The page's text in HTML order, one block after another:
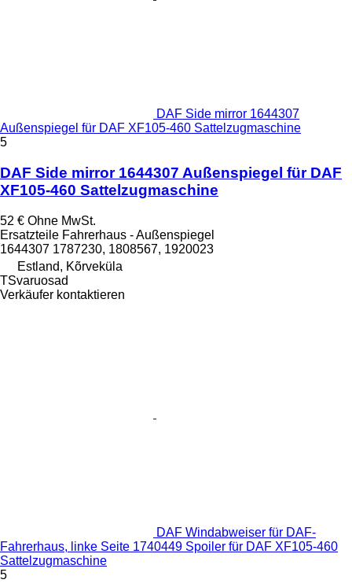
DAF Side mirror 1644307
Außenspiegel für DAF XF105-460 Sattelzugmaschine
5
DAF Side mirror 1644307 Außenspiegel für DAF
XF105-460 Sattelzugmaschine
52 € Ohne MwSt.
Ersatzteile Fahrerhaus - Außenspiegel
1644307 1787230, 1808567, 1920023
Estland, Kõrveküla
TSvaruosad
Verkäufer kontaktieren
DAF Windabweiser für DAF-
Fahrerhaus, linke Seite 1740449 Spoiler für DAF XF105-460
Sattelzugmaschine
5